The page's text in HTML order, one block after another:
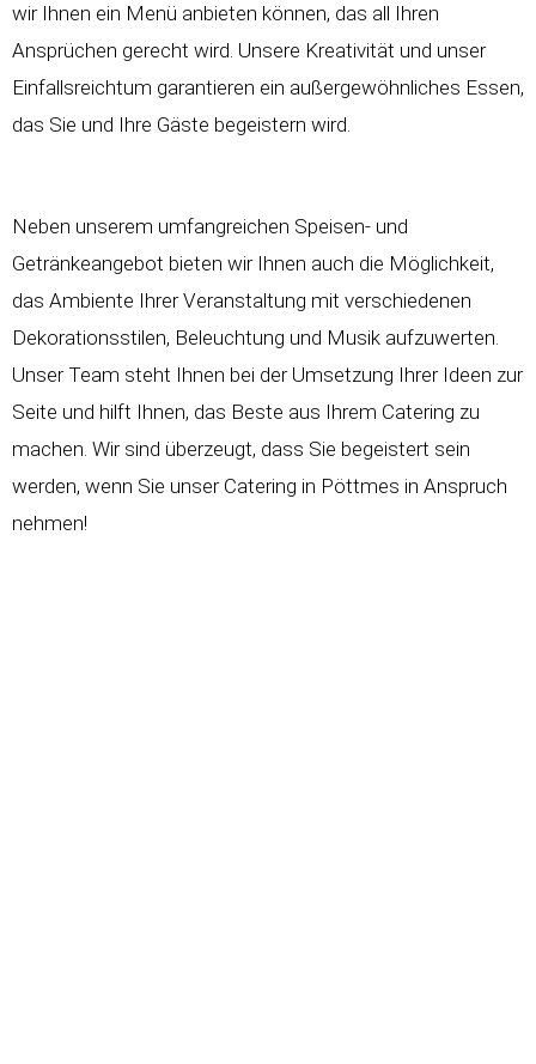
wir Ihnen ein Menü anbieten können, das all Ihren
Ansprüchen gerecht wird. Unsere Kreativität und unser
Einfallsreichtum garantieren ein außergewöhnliches Essen,
das Sie und Ihre Gäste begeistern wird.
Neben unserem umfangreichen Speisen- und
Getränkeangebot bieten wir Ihnen auch die Möglichkeit,
das Ambiente Ihrer Veranstaltung mit verschiedenen
Dekorationsstilen, Beleuchtung und Musik aufzuwerten.
Unser Team steht Ihnen bei der Umsetzung Ihrer Ideen zur
Seite und hilft Ihnen, das Beste aus Ihrem Catering zu
machen. Wir sind überzeugt, dass Sie begeistert sein
werden, wenn Sie unser Catering in Pöttmes in Anspruch
nehmen!